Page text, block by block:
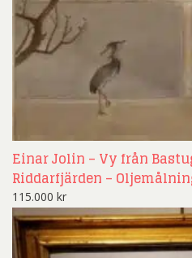
Einar Jolin – Vy från
Riddarfjärden –
115.000 kr